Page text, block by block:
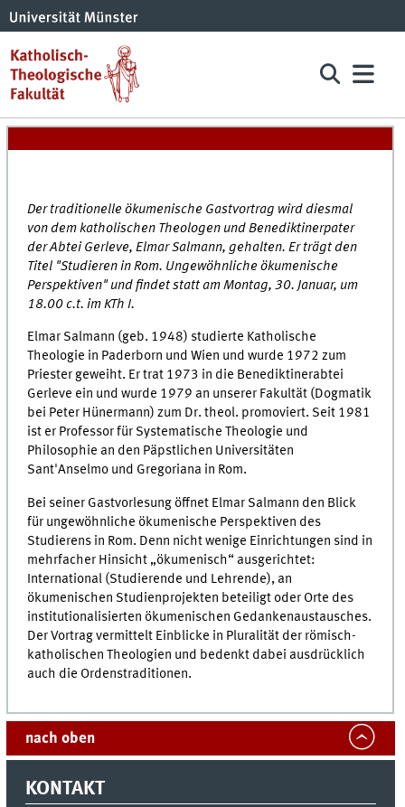
Der traditionelle ökumenische Gastvortrag wird diesmal
von dem katholischen Theologen und Benediktinerpater
der Abtei Gerleve, Elmar Salmann, gehalten. Er trägt den
Titel "Studieren in Rom. Ungewöhnliche ökumenische
Perspektiven" und findet statt am Montag, 30. Januar, um
18.00 c.t. im KTh I.
Elmar Salmann (geb. 1948) studierte Katholische
Theologie in Paderborn und Wien und wurde 1972 zum
Priester geweiht. Er trat 1973 in die Benediktinerabtei
Gerleve ein und wurde 1979 an unserer Fakultät (Dogmatik
bei Peter Hünermann) zum Dr. theol. promoviert. Seit 1981
ist er Professor für Systematische Theologie und
Philosophie an den Päpstlichen Universitäten
Sant'Anselmo und Gregoriana in Rom.
Bei seiner Gastvorlesung öffnet Elmar Salmann den Blick
für ungewöhnliche ökumenische Perspektiven des
Studierens in Rom. Denn nicht wenige Einrichtungen sind in
mehrfacher Hinsicht „ökumenisch“ ausgerichtet:
International (Studierende und Lehrende), an
ökumenischen Studienprojekten beteiligt oder Orte des
institutionalisierten ökumenischen Gedankenaustausches.
Der Vortrag vermittelt Einblicke in Pluralität der römisch-
katholischen Theologien und bedenkt dabei ausdrücklich
auch die Ordenstraditionen.
nach oben
KONTAKT